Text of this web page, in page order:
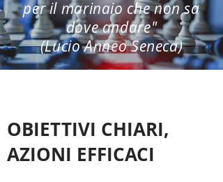
OBIETTIVI CHIARI,
AZIONI EFFICACI
peril marinaio che non sa
dove andare"
(Lucio Anneo Seneca)